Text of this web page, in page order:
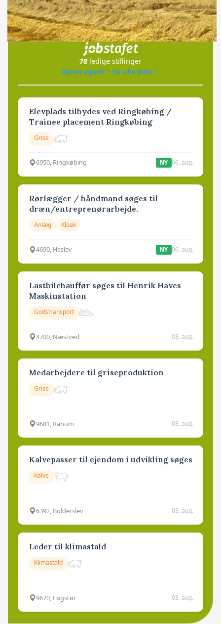
Jobs
i samarbejde med
78 ledige stillinger
Opret agent
Se alle jobs
Elevplads tilbydes ved Ringkøbing /
Trainee placement Ringkøbing
Grise
6950, Ringkøbing NY 06. aug.
Rørlægger / håndmand søges til
dræn/entreprenørarbejde.
Anlæg Kloak
4690, Haslev NY 06. aug.
Lastbilchauffør søges til Henrik Haves
Maskinstation
Godstransport
4700, Næstved 03. aug.
Medarbejdere til griseproduktion
Grise
9681, Ranum 03. aug.
Kalvepasser til ejendom i udvikling søges
Kalve
6392, Bolderslev 03. aug.
Leder til klimastald
Klimastald
9670, Løgstør 03. aug.